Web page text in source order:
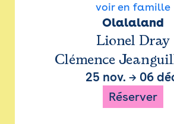
voir en famille
Olalaland
Lionel Dray
Clémence
25 nov. → 06
Réserver